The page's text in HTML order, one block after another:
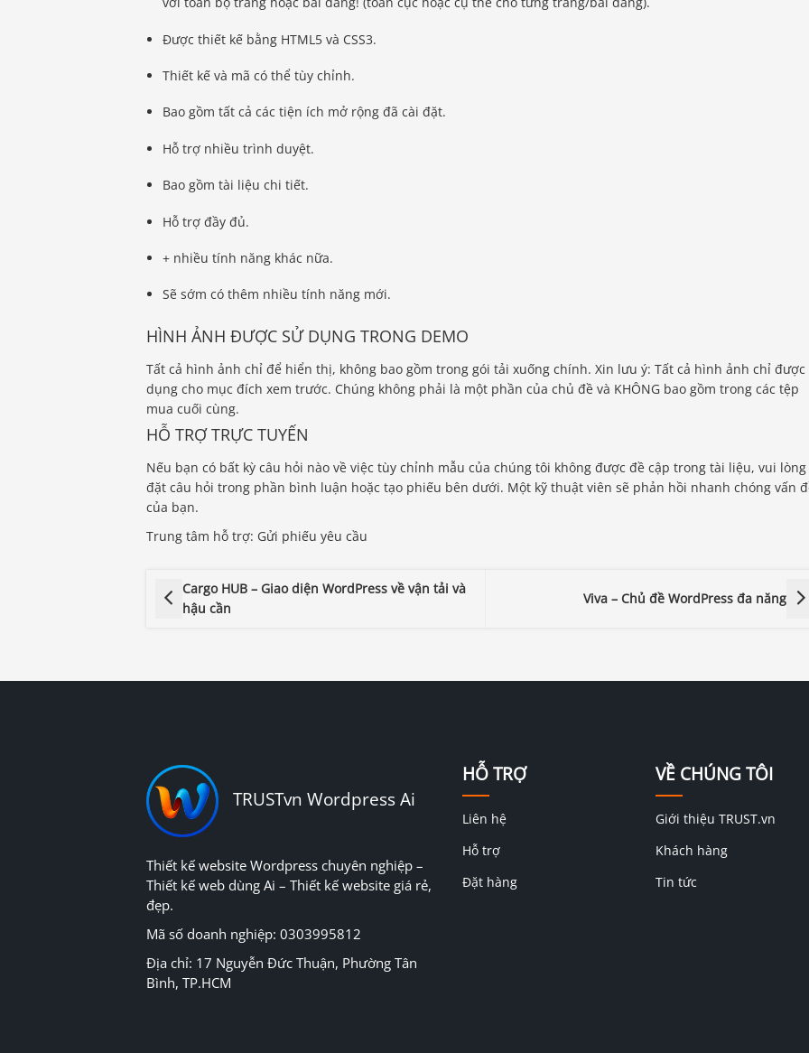
Được thiết kế bằng HTML5 và CSS3.
Thiết kế và mã có thể tùy chỉnh.
Bao gồm tất cả các tiện ích mở rộng đã cài đặt.
Hỗ trợ nhiều trình duyệt.
Bao gồm tài liệu chi tiết.
Hỗ trợ đầy đủ.
+ nhiều tính năng khác nữa.
Sẽ sớm có thêm nhiều tính năng mới.
HÌNH ẢNH ĐƯỢC SỬ DỤNG TRONG DEMO
Tất cả hình ảnh chỉ để hiển thị, không bao gồm trong gói tải xuống chính. Xin lưu ý: Tất cả hình ảnh chỉ được
dụng cho mục đích xem trước. Chúng không phải là một phần của chủ đề và KHÔNG bao gồm trong các tệp
mua cuối cùng.
HỖ TRỢ TRỰC TUYẾN
Nếu bạn có bất kỳ câu hỏi nào về việc tùy chỉnh mẫu của chúng tôi không được đề cập trong tài liệu, vui lòng
đặt câu hỏi trong phần bình luận hoặc tạo phiếu bên dưới. Một kỹ thuật viên sẽ phản hồi nhanh chóng vấn
của bạn.
Trung tâm hỗ trợ: Gửi phiếu yêu cầu
Cargo HUB – Giao diện WordPress về vận tải và
hậu cần
Viva – Chủ đề WordPress đa năng
TRUSTvn Wordpress Ai
Thiết kế website Wordpress chuyên nghiệp –
Thiết kế web dùng Ai – Thiết kế website giá rẻ,
đẹp.
Mã số doanh nghiệp: 0303995812
Địa chỉ: 17 Nguyễn Đức Thuận, Phường Tân
Bình, TP.HCM
HỖ TRỢ
Liên hệ
Hỗ trợ
Đặt hàng
VỀ CHÚNG TÔI
Giới thiệu TRUST.vn
Khách hàng
Tin tức